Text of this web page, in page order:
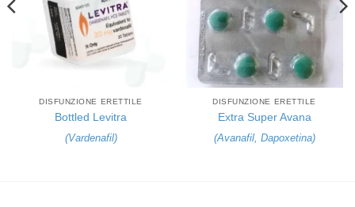
DISFUNZIONE ERETTILE
Bottled Levitra
(Vardenafil)
DISFUNZIONE ERETTILE
Extra Super Avana
(Avanafil, Dapoxetina)